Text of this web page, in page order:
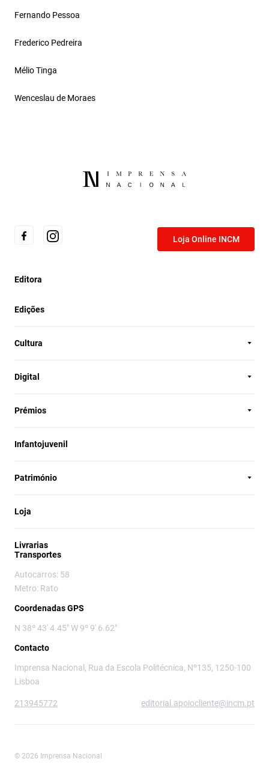
Fernando Pessoa
Frederico Pedreira
Mélio Tinga
Wenceslau de Moraes
Loja Online INCM
Editora
Edições
Cultura
Digital
Prémios
Infantojuvenil
Património
Loja
Livrarias
Transportes
Autocarros: 58
Metro: Rato
Coordenadas GPS
N 38º 43' 4.45" W 9º 9' 6.62"
Contacto
Imprensa Nacional, Rua da Escola Politécnica, Nº135, 1250-100
Lisboa
213945772 editorial.apoiocliente@incm.pt
© 2026 Imprensa Nacional